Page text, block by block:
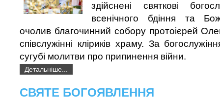
здійснені святкові
всенічного бдіння та
очолив благочинний собору протоієрей
співслужінні кліриків храму. За
сугубі молитви про припинення війни.
Детальніше...
СВЯТЕ БОГОЯВЛЕННЯ